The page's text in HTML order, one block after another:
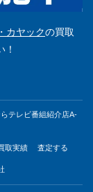
カヤックの買取
テレビ番組紹介店A-
取実績 査定する